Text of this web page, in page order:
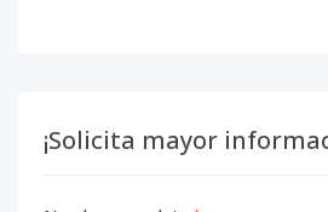
¡Solicita mayor